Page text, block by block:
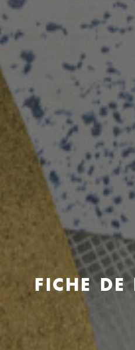
FICHE DE